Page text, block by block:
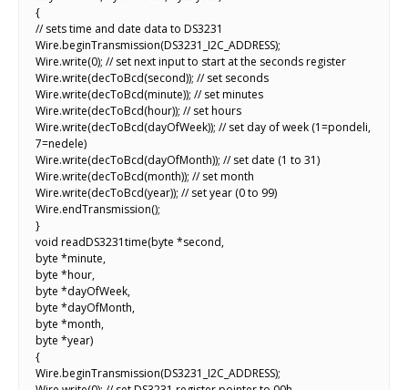
{
// sets time and date data to DS3231
Wire.beginTransmission(DS3231_I2C_ADDRESS);
Wire.write(0); // set next input to start at the seconds register
Wire.write(decToBcd(second)); // set seconds
Wire.write(decToBcd(minute)); // set minutes
Wire.write(decToBcd(hour)); // set hours
Wire.write(decToBcd(dayOfWeek)); // set day of week (1=pondeli,
7=nedele)
Wire.write(decToBcd(dayOfMonth)); // set date (1 to 31)
Wire.write(decToBcd(month)); // set month
Wire.write(decToBcd(year)); // set year (0 to 99)
Wire.endTransmission();
}
void readDS3231time(byte *second,
byte *minute,
byte *hour,
byte *dayOfWeek,
byte *dayOfMonth,
byte *month,
byte *year)
{
Wire.beginTransmission(DS3231_I2C_ADDRESS);